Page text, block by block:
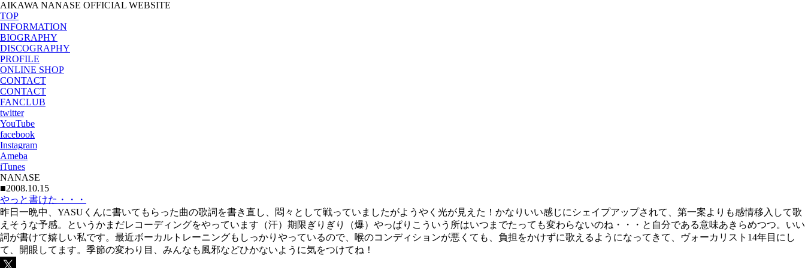
AIKAWA NANASE OFFICIAL WEBSITE
TOP
INFORMATION
BIOGRAPHY
DISCOGRAPHY
PROFILE
ONLINE SHOP
CONTACT
CONTACT
FANCLUB
twitter
YouTube
facebook
Instagram
Ameba
iTunes
NANASE
■2008.10.15
やっと書けた・・・
昨日一晩中、YASUくんに書いてもらった曲の歌詞を書き直し、悶々として戦っていましたがようやく光が見えた！かなりいい感じにシェイプアップされて、第一案よりも感情移入して歌
えそうな予感。というかまだレコーディングをやっています（汗）期限ぎりぎり（爆）やっぱりこういう所はいつまでたっても変わらないのね・・・と自分である意味あきらめつつ。いい
詞が書けて嬉しい私です。最近ボーカルトレーニングもしっかりやっているので、喉のコンディションが悪くても、負担をかけずに歌えるようになってきて、ヴォーカリスト14年目にし
て、開眼してます。季節の変わり目、みんなも風邪などひかないように気をつけてね！